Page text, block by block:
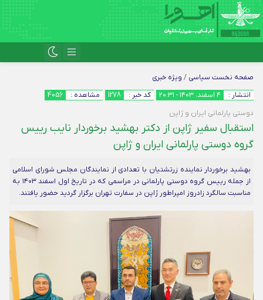
صفحه نخست سیاسی / ویژه خبری
انتشار :
۴ اسفند، ۱۴۰۳ - ۲۰:۳۱ کد خبر : 1278 مشاهده :
4056
دوستی پارلمانی ایران و ژاپن
استقبال سفیر ژاپن از دکتر بهشید برخوردار نایب رییس
گروه دوستی پارلمانی ایران و ژاپن
بهشید برخوردار نماینده زرتشتیان با تعدادی از نمایندگان مجلس شورای اسلامی
از جمله رییس گروه دوستی پارلمانی در مراسمی که در تاریخ اول اسفند ۱۴۰۳ به
مناسبت سالگرد زادروز امپراطور ژاپن در سفارت تهران برگزار گردید حضور یافتند.